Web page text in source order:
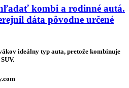
kombi a rodinné autá.
dáta pôvodne určené
ideálny typ auta, pretože kombinuje